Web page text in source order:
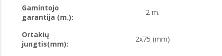
Gamintojo
garantija (m.):
2 m.
Ortakių
jungtis(mm):
2x75 (mm)